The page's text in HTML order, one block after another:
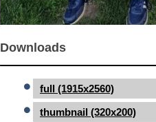
Downloads
full (1915x2560)
thumbnail (320x200)